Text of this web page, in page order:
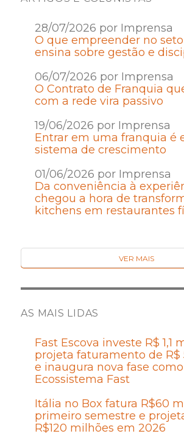
28/07/2026 por Imprensa
O que empreender no
ensina sobre gestão e
06/07/2026 por Imprensa
O Contrato de Franquia
com a rede vira passivo
19/06/2026 por Imprensa
Entrar em uma franquia é
sistema de crescimento
01/06/2026 por Imprensa
Da conveniência à
chegou a hora de
kitchens em restaurantes
VER MAIS
AS MAIS LIDAS
Fast Escova investe R$ 1,1
projeta faturamento de R$
e inaugura nova fase como
Ecossistema Fast
Itália no Box fatura R$60
primeiro semestre e
R$120 milhões em 2026